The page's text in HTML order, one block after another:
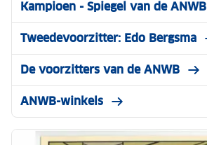
Kampioen - Spiegel van de ANWB
Tweedevoorzitter: Edo Bergsma
De voorzitters van de ANWB
ANWB-winkels